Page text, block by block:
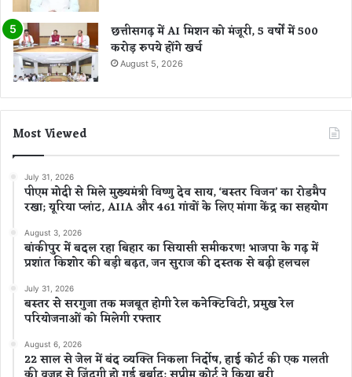
छत्तीसगढ़ में AI मिशन को मंजूरी, 5 वर्षों में 500
करोड़ रुपये होंगे खर्च
August 5, 2026
Most Viewed
July 31, 2026
पीएम मोदी से मिले मुख्यमंत्री विष्णु देव साय, ‘बस्तर विजन’ का रोडमैप
रखा; यूरिया प्लांट, AIIA और 461 गांवों के लिए मांगा केंद्र का सहयोग
August 3, 2026
बांकीपुर में बदल रहा बिहार का सियासी समीकरण! भाजपा के गढ़ में
प्रशांत किशोर की बड़ी बढ़त, जन सुराज की दस्तक से बढ़ी हलचल
July 31, 2026
बस्तर से सरगुजा तक मजबूत होगी रेल कनेक्टिविटी, प्रमुख रेल
परियोजनाओं को मिलेगी रफ्तार
August 6, 2026
22 साल से जेल में बंद व्यक्ति निकला निर्दोष, हाई कोर्ट की एक गलती